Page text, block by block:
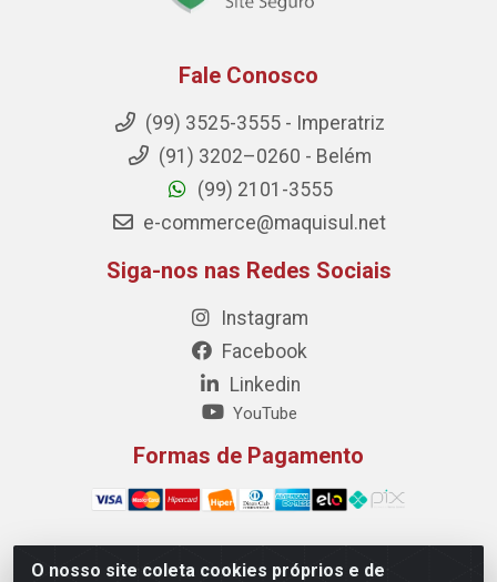
O nosso site coleta cookies próprios e de
Fale Conosco
(99) 3525-3555 - Imperatriz
(91) 3202–0260 - Belém
(99) 2101-3555
e-commerce@maquisul.net
Siga-nos nas Redes Sociais
Instagram
Facebook
Linkedin
YouTube
Formas de Pagamento